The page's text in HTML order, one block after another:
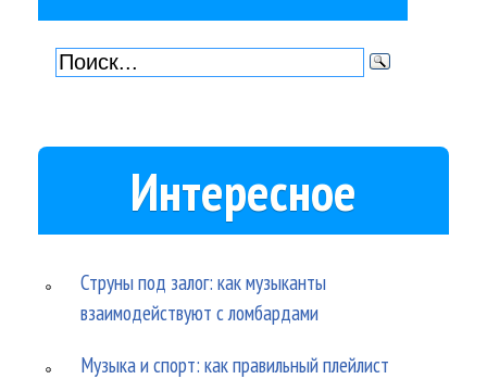
Интересное
Струны под залог: как музыканты
взаимодействуют с ломбардами
Музыка и спорт: как правильный плейлист